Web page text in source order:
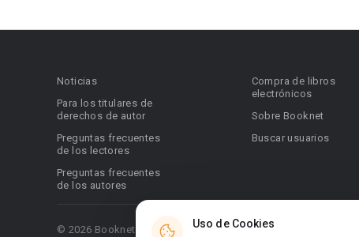
Uso de Cookies
Noticias
Para los titulares de
derechos de autor
Preguntas frecuentes
de los lectores
Preguntas frecuentes
de los autores
Compra de libros
electrónicos
Sobre Booknet
Buscar usuarios
© 2026 Booknet. Todos los derechos reservados.